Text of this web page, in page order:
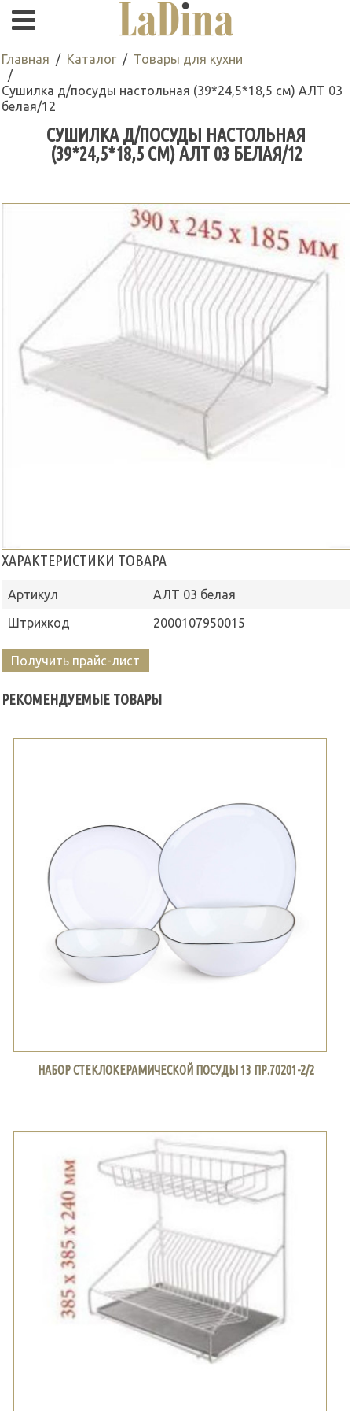
Главная Каталог Товары для кухни
Сушилка д/посуды настольная (39*24,5*18,5 см) АЛТ 03
белая/12
СУШИЛКА Д/ПОСУДЫ НАСТОЛЬНАЯ
(39*24,5*18,5 СМ) АЛТ 03 БЕЛАЯ/12
ХАРАКТЕРИСТИКИ ТОВАРА
Артикул
АЛТ 03 белая
Штрихкод
2000107950015
Получить прайс-лист
РЕКОМЕНДУЕМЫЕ ТОВАРЫ
НАБОР СТЕКЛОКЕРАМИЧЕСКОЙ ПОСУДЫ 13 ПР.70201-2/2